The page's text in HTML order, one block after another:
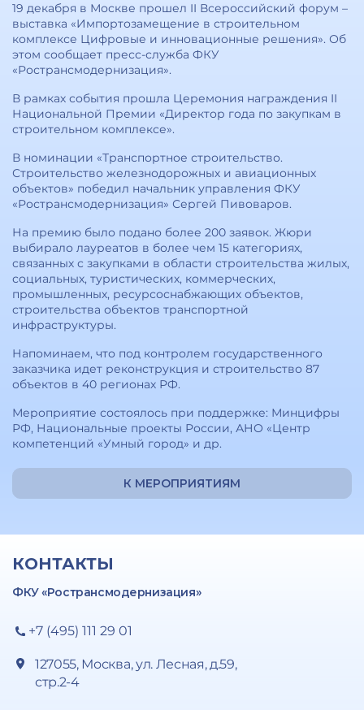
19 декабря в Москве прошел II Всероссийский форум –
выставка «Импортозамещение в строительном
комплексе Цифровые и инновационные решения». Об
этом сообщает пресс-служба ФКУ
«Ространсмодернизация».
В рамках события прошла Церемония награждения II
Национальной Премии «Директор года по закупкам в
строительном комплексе».
В номинации «Транспортное строительство.
Строительство железнодорожных и авиационных
объектов» победил начальник управления ФКУ
«Ространсмодернизация» Сергей Пивоваров.
На премию было подано более 200 заявок. Жюри
выбирало лауреатов в более чем 15 категориях,
связанных с закупками в области строительства жилых,
социальных, туристических, коммерческих,
промышленных, ресурсоснабжающих объектов,
строительства объектов транспортной
инфраструктуры.
Напоминаем, что под контролем государственного
заказчика идет реконструкция и строительство 87
объектов в 40 регионах РФ.
Мероприятие состоялось при поддержке: Минцифры
РФ, Национальные проекты России, АНО «Центр
компетенций «Умный город» и др.
К МЕРОПРИЯТИЯМ
КОНТАКТЫ
ФКУ «Ространсмодернизация»
+7 (495) 111 29 01
127055, Москва, ул. Лесная, д.59,
стр.2-4